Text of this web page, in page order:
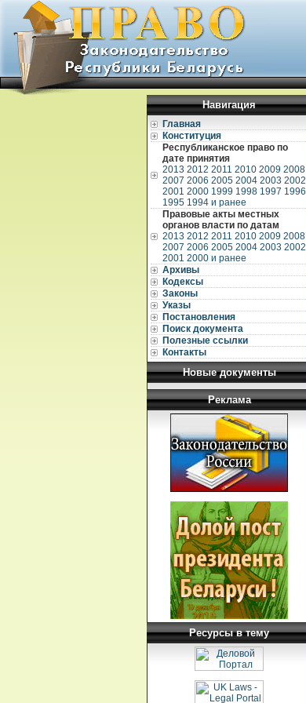
Навигация
Главная
Конституция
Республиканское право по
дате принятия
2013 2012 2011 2010 2009 2008
2007 2006 2005 2004 2003 2002
2001 2000 1999 1998 1997 1996
1995 1994 и ранее
Правовые акты местных
органов власти по датам
2013 2012 2011 2010 2009 2008
2007 2006 2005 2004 2003 2002
2001 2000 и ранее
Архивы
Кодексы
Законы
Указы
Постановления
Поиск документа
Полезные ссылки
Контакты
Новые документы
Реклама
Ресурсы в тему